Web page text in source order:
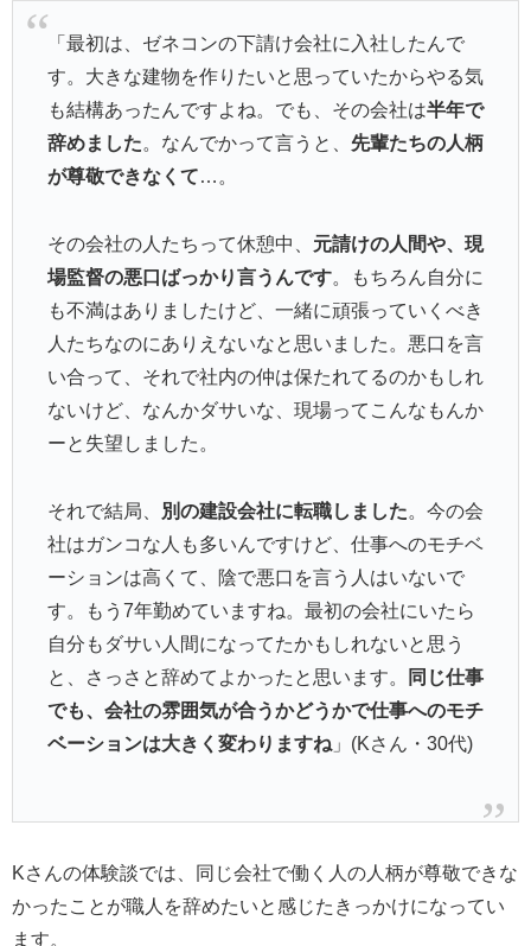
「最初は、ゼネコンの下請け会社に入社したんで
す。大きな建物を作りたいと思っていたからやる気
も結構あったんですよね。でも、その会社は半年で
辞めました。なんでかって言うと、 先輩たちの人柄
が尊敬できなくて…。
その会社の人たちって休憩中、 元請けの人間や、現
場監督の悪口ばっかり言うんです。もちろん自分に
も不満はありましたけど、一緒に頑張っていくべき
人たちなのにありえないなと思いました。悪口を言
い合って、それで社内の仲は保たれてるのかもしれ
ないけど、なんかダサいな、現場ってこんなもんか
ーと失望しました。
それで結局、 別の建設会社に転職しました。今の会
社はガンコな人も多いんですけど、仕事へのモチベ
ーションは高くて、陰で悪口を言う人はいないで
す。もう7年勤めていますね。最初の会社にいたら
自分もダサい人間になってたかもしれないと思う
と、さっさと辞めてよかったと思います。
同じ仕事
でも、会社の雰囲気が合うかどうかで仕事へのモチ
ベーションは大きく変わりますね」(Kさん・30代)
Kさんの体験談では、同じ会社で働く人の人柄が尊敬できな
かったことが職人を辞めたいと感じたきっかけになってい
ます。